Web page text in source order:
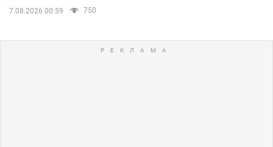
7.08.2026 00:59 750